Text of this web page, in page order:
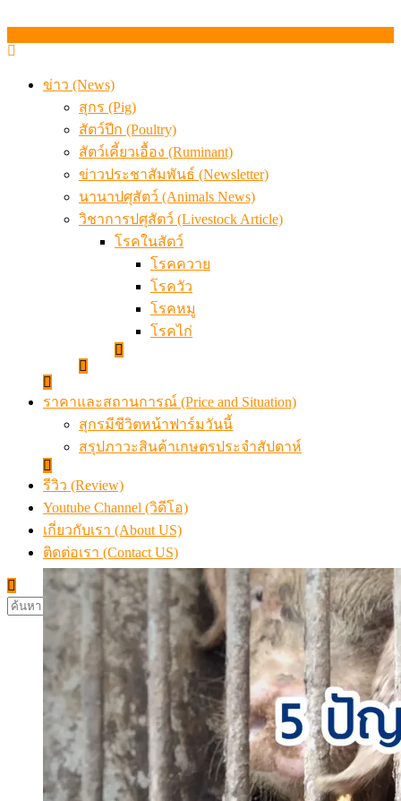
ข่าว (News)
สุกร (Pig)
สัตว์ปีก (Poultry)
สัตว์เคี้ยวเอื้อง (Ruminant)
ข่าวประชาสัมพันธ์ (Newsletter)
นานาปศุสัตว์ (Animals News)
วิชาการปศุสัตว์ (Livestock Article)
โรคในสัตว์
โรคควาย
โรควัว
โรคหมู
โรคไก่
ราคาและสถานการณ์ (Price and Situation)
สุกรมีชีวิตหน้าฟาร์มวันนี้
สรุปภาวะสินค้าเกษตรประจำสัปดาห์
รีวิว (Review)
Youtube Channel (วิดีโอ)
เกี่ยวกับเรา (About US)
ติดต่อเรา (Contact US)
ค้นหา
สำหรับ: